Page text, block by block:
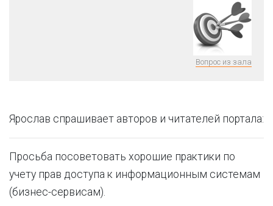
Вопрос из зала
Ярослав спрашивает авторов и читателей портала:
Просьба посоветовать хорошие практики по
учету прав доступа к информационным системам
(бизнес-сервисам).